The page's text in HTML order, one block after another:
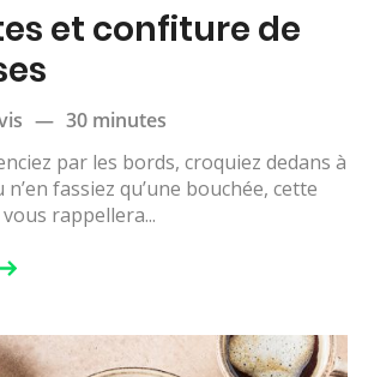
et confiture de
— 30 minutes
par les bords, croquiez dedans à
fassiez qu’une bouchée, cette
rappellera...